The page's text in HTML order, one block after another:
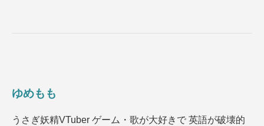
ゆめもも
うさぎ妖精VTuber ゲーム・歌が大好きで 英語が破壊的